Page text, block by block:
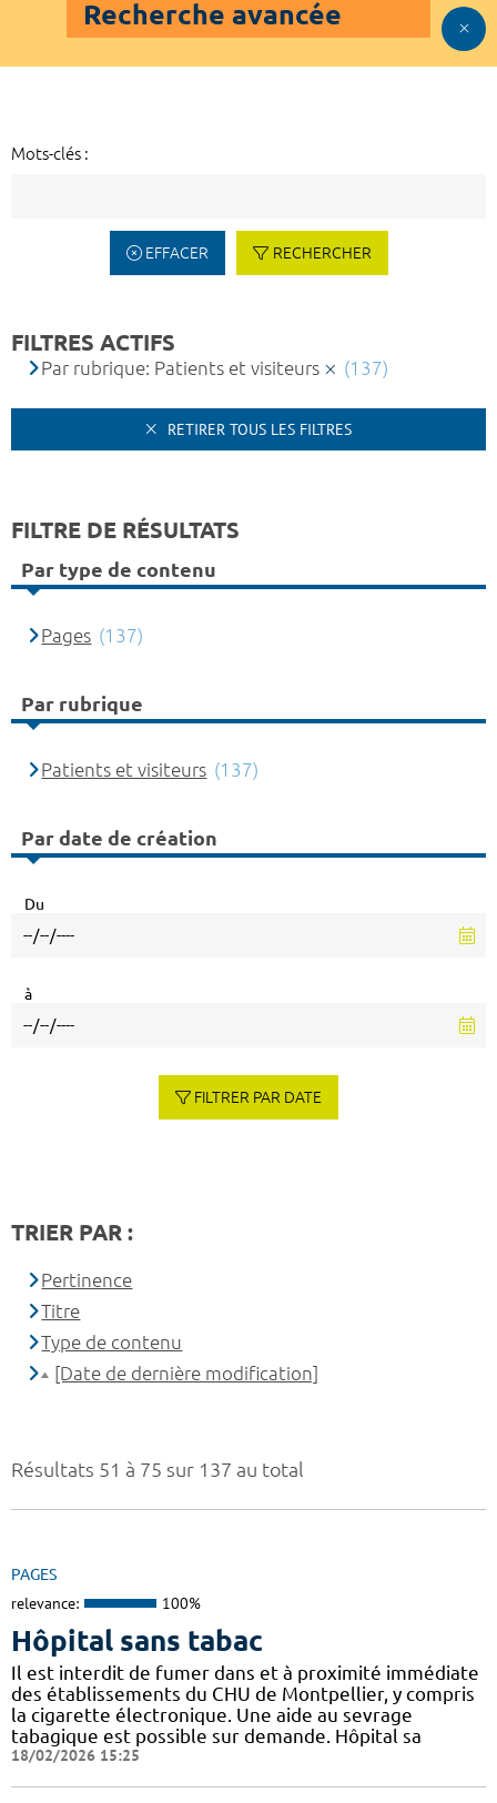
Recherche avancée
Mots-clés :
EFFACER RECHERCHER
Résultats 51 à 75 sur 137 au total
PAGES
relevance: 100%
Hôpital sans tabac
Il est interdit de fumer dans et à proximité immédiate
des établissements du CHU de Montpellier, y compris
la cigarette électronique. Une aide au sevrage
tabagique est possible sur demande. Hôpital sa
18/02/2026 15:25
FILTRES ACTIFS
Par rubrique: Patients et visiteurs (137)
RETIRER TOUS LES FILTRES
FILTRE DE RÉSULTATS
Par type de contenu
Pages (137)
Par rubrique
Patients et visiteurs (137)
Par date de création
Du
à
FILTRER PAR DATE
TRIER PAR :
Pertinence
Titre
Type de contenu
[Date de dernière modification]